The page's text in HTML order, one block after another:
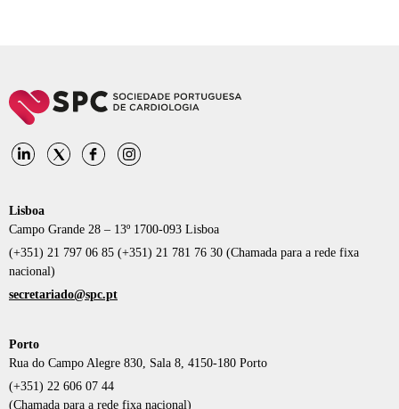
Lisboa
Campo Grande 28 – 13º 1700-093 Lisboa
(+351) 21 797 06 85 (+351) 21 781 76 30 (Chamada para a rede fixa
nacional)
secretariado@spc.pt
Porto
Rua do Campo Alegre 830, Sala 8, 4150-180 Porto
(+351) 22 606 07 44
(Chamada para a rede fixa nacional)